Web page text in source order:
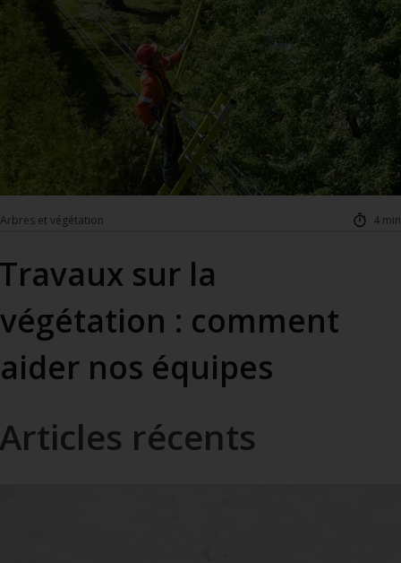
Arbres et végétation 4 min
Travaux sur la
végétation : comment
aider nos équipes
Articles récents